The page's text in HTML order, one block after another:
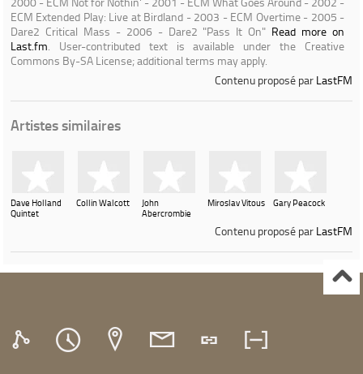
ECM Extended Play: Live at Birdland - 2003 - ECM Overtime - 2005 -
Dare2 Critical Mass - 2006 - Dare2 "Pass It On" Read more on
Last.fm. User-contributed text is available under the Creative
Commons By-SA License; additional terms may apply.
Contenu proposé par LastFM
Artistes similaires
Dave Holland
Quintet
Collin Walcott
John
Abercrombie
Miroslav Vitous Gary Peacock
Contenu proposé par LastFM